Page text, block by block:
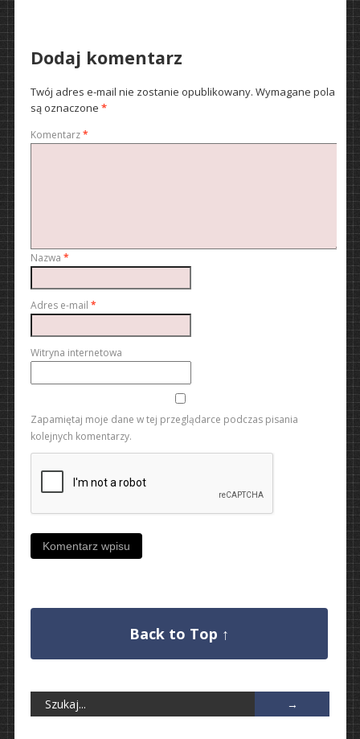
Dodaj komentarz
Twój adres e-mail nie zostanie opublikowany. Wymagane pola
są oznaczone *
Komentarz*
Nazwa *
Adres e-mail *
Witryna internetowa
Zapamiętaj moje dane w tej przeglądarce podczas pisania
kolejnych komentarzy.
Back to Top ↑